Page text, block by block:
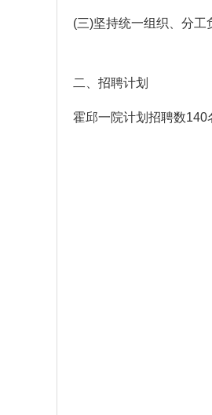
(三)坚持统一组织、分工
二、招聘计划
霍邱一院计划招聘数140